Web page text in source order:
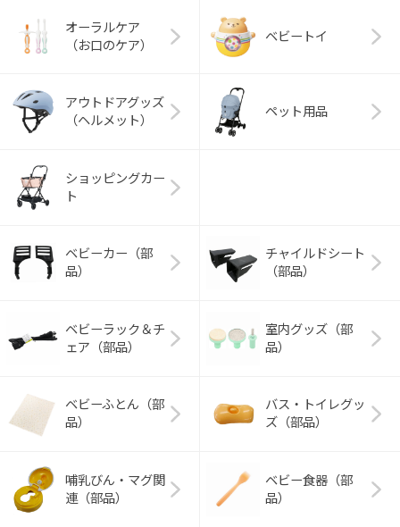
オーラルケア
（お口のケア）
ベビートイ
アウトドアグッズ
（ヘルメット）
ペット用品
ショッピングカー
ト
ベビーカー（部
品）
チャイルドシート
（部品）
ベビーラック＆チ
ェア（部品）
室内グッズ（部
品）
ベビーふとん（部
品）
バス・トイレグッ
ズ（部品）
哺乳びん・マグ関
連（部品）
ベビー食器（部
品）